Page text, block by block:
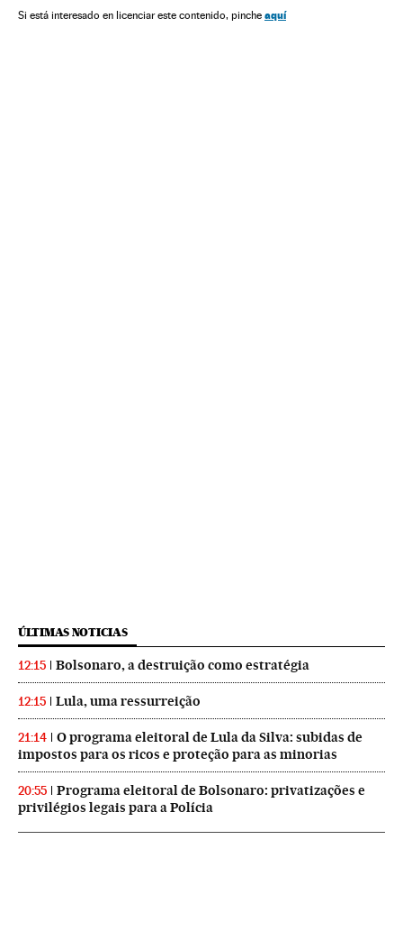
Sociedade Trabalho Justiça
Si está interesado en licenciar este contenido, pinche aquí
ÚLTIMAS NOTICIAS
12:15 Bolsonaro, a destruição como estratégia
12:15 Lula, uma ressurreição
21:14
O programa eleitoral de Lula da Silva: subidas de
impostos para os ricos e proteção para as minorias
20:55
Programa eleitoral de Bolsonaro: privatizações e
privilégios legais para a Polícia